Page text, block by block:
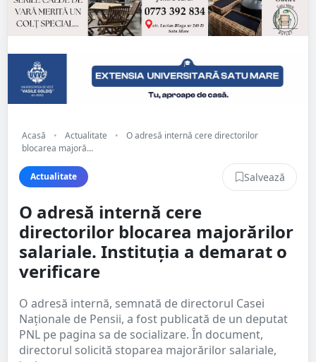
Acasă • Actualitate •
O adresă internă cere directorilor
blocarea majoră...
Actualitate Salvează
O adresă internă cere
directorilor blocarea majorărilor
salariale. Instituția a demarat o
verificare
O adresă internă, semnată de directorul Casei
Naționale de Pensii, a fost publicată de un deputat
PNL pe pagina sa de socializare. În document,
directorul solicită stoparea majorărilor salariale,